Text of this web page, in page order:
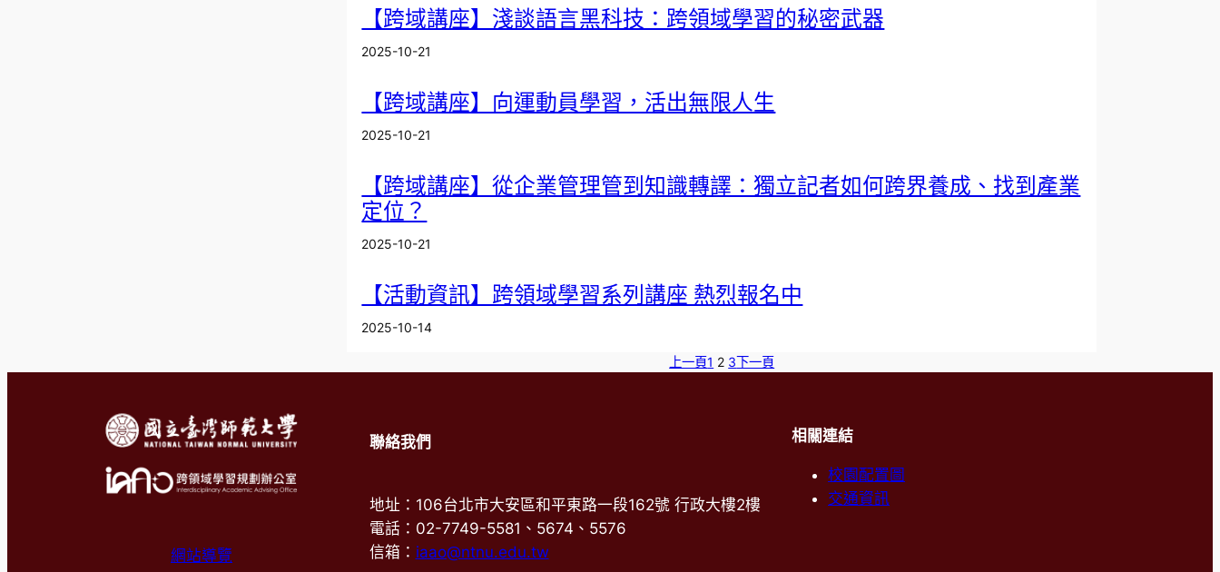
【跨域講座】淺談語言黑科技：跨領域學習的秘密武器
2025-10-21
【跨域講座】向運動員學習，活出無限人生
2025-10-21
【跨域講座】從企業管理管到知識轉譯：獨立記者如何跨界養成、找到產業
定位？
2025-10-21
【活動資訊】跨領域學習系列講座 熱烈報名中
2025-10-14
上一頁1 2 3下一頁
網站導覽
聯絡我們
地址：106台北市大安區和平東路一段162號 行政大樓2樓
電話：02-7749-5581、5674、5576
信箱： iaao@ntnu.edu.tw
相關連結
校園配置圖
交通資訊